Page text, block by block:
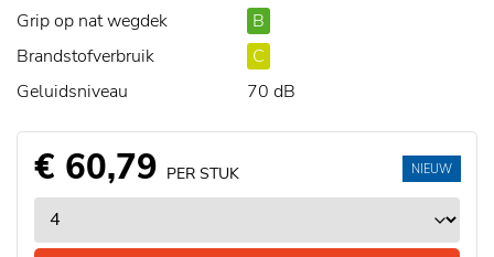
Grip op nat wegdek
B
Brandstofverbruik
C
Geluidsniveau
70 dB
€ 60,79 PER STUK NIEUW